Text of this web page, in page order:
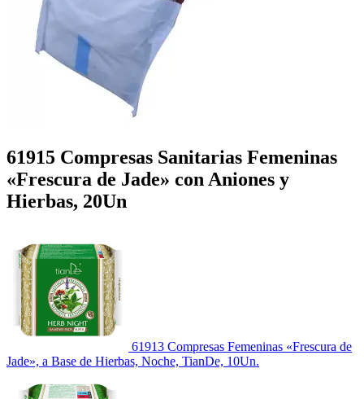
61915 Compresas Sanitarias Femeninas
«Frescura de Jade» con Aniones y
Hierbas, 20Un
61913 Compresas Femeninas «Frescura de
Jade», a Base de Hierbas, Noche, TianDe, 10Un.